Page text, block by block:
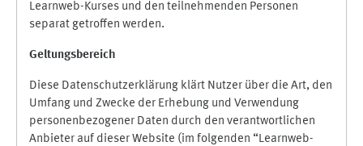
Learnweb-Kurses und den teilnehmenden Personen
separat getroffen werden.
Geltungsbereich
Diese Datenschutzerklärung klärt Nutzer über die Art, den
Umfang und Zwecke der Erhebung und Verwendung
personenbezogener Daten durch den verantwortlichen
Anbieter auf dieser Website (im folgenden “Learnweb-